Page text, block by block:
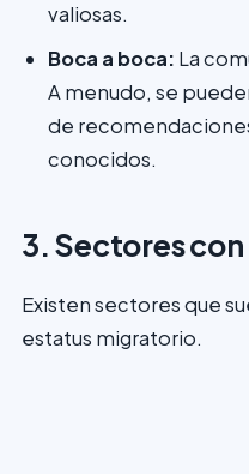
valiosas.
Boca a boca: La
A menudo, se
de
conocidos.
3. Sectores
Existen sectores que
estatus migratorio.